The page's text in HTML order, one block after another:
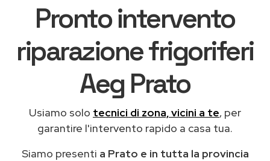
Pronto intervento
riparazione frigoriferi
Aeg Prato
Usiamo solo tecnici di zona, vicini a te, per
garantire l'intervento rapido a casa tua.
Siamo presenti a Prato e in tutta la provincia